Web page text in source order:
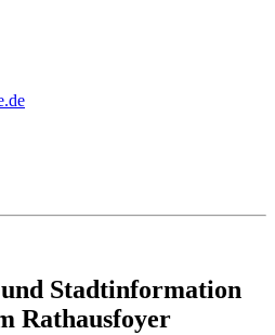
Stadtinformation
Rathausfoyer